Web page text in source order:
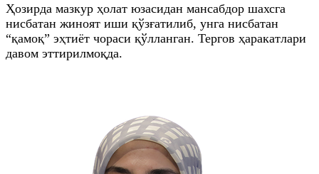
Ҳозирда мазкур ҳолат юзасидан мансабдор шахсга
нисбатан жиноят иши қўзғатилиб, унга нисбатан
“қамоқ” эҳтиёт чораси қўлланган. Тергов ҳаракатлари
давом эттирилмоқда.